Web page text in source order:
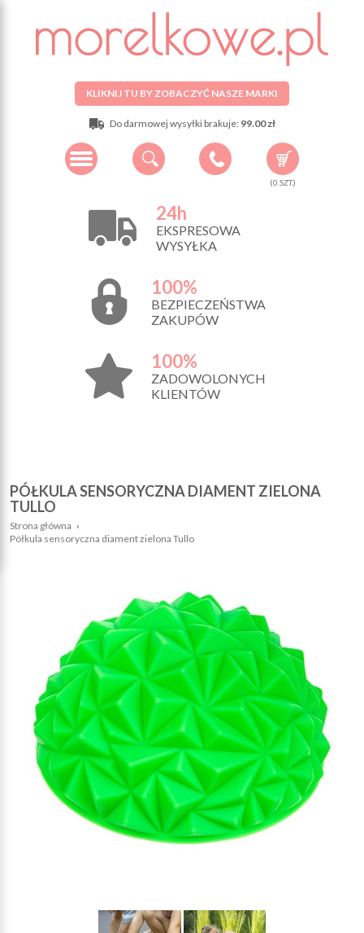
KLIKNIJ TU BY ZOBACZYĆ NASZE MARKI
Do darmowej wysyłki brakuje: 99.00 zł
(0 SZT.)
24h
EKSPRESOWA
WYSYŁKA
100%
BEZPIECZEŃSTWA
ZAKUPÓW
100%
ZADOWOLONYCH
KLIENTÓW
PÓŁKULA SENSORYCZNA DIAMENT ZIELONA
TULLO
Strona główna ›
Półkula sensoryczna diament zielona Tullo